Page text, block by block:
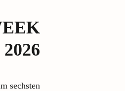
2026
sechsten